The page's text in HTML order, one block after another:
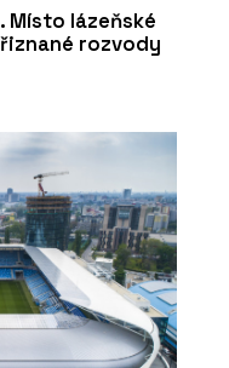
Místo lázeňské
rozvody